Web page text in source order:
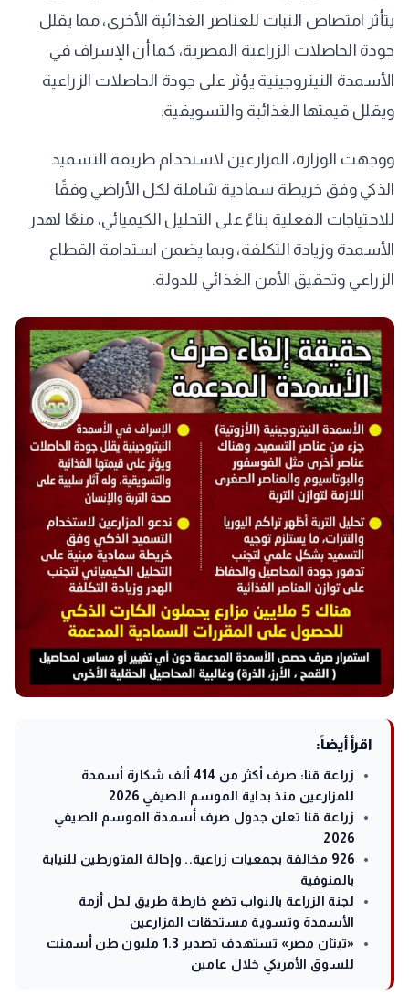
يتأثر امتصاص النبات للعناصر الغذائية الأخرى، مما يقلل
جودة الحاصلات الزراعية المصرية، كما أن الإسراف في
الأسمدة النيتروجينية يؤثر على جودة الحاصلات الزراعية
ويقلل قيمتها الغذائية والتسويقية.
ووجهت الوزارة، المزارعين لاستخدام طريقة التسميد
الذكي وفق خريطة سمادية شاملة لكل الأراضي وفقًا
للاحتياجات الفعلية بناءً على التحليل الكيميائي، منعًا لهدر
الأسمدة وزيادة التكلفة، وبما يضمن استدامة القطاع
الزراعي وتحقيق الأمن الغذائي للدولة.
اقرأ أيضاً:
زراعة قنا: صرف أكثر من 414 ألف شكارة أسمدة
للمزارعين منذ بداية الموسم الصيفي 2026
زراعة قنا تعلن جدول صرف أسمدة الموسم الصيفي
2026
926 مخالفة بجمعيات زراعية.. وإحالة المتورطين للنيابة
بالمنوفية
لجنة الزراعة بالنواب تضع خارطة طريق لحل أزمة
الأسمدة وتسوية مستحقات المزارعين
«تيتان مصر» تستهدف تصدير 1.3 مليون طن أسمنت
للسوق الأمريكي خلال عامين